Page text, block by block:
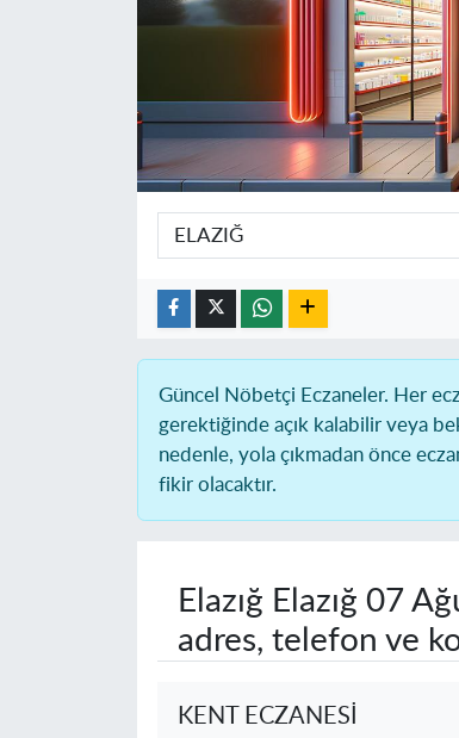
Güncel Nöbetçi Eczaneler. Her
gerektiğinde açık kalabilir veya
nedenle, yola çıkmadan önce
fikir olacaktır.
Elazığ Elazığ 07
adres, telefon ve
KENT ECZANESİ